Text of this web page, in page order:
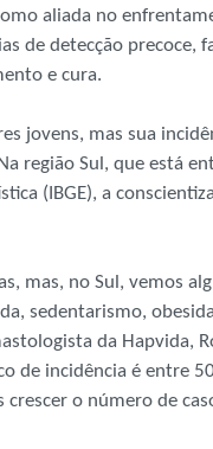
aliada no
de detecção precoce,
e cura.
jovens, mas sua
região Sul, que está
(IBGE), a
mas, no Sul, vemos
sedentarismo,
da Hapvida,
de incidência é entre
o número de